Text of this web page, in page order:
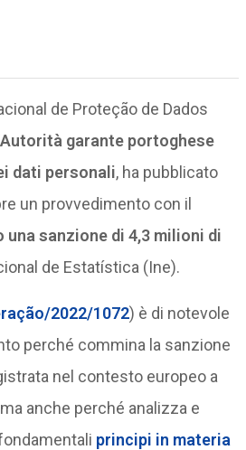
de Proteção de Dados
Autorità garante portoghese
dati personali, ha pubblicato
un provvedimento con il
una sanzione di 4,3 milioni di
de Estatística (Ine).
2022/1072) è di notevole
perché commina la sanzione
nel contesto europeo a
anche perché analizza e
principi in materia